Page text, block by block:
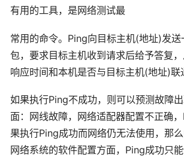
有用的工具，是网络测试最
常用的命令。Ping向目标主机(地址)发
包，要求目标主机收到请求后给予答复
响应时间和本机是否与目标主机(地址)联
如果执行Ping不成功，则可以预测故障
面：网线故障，网络适配器配置不正确
果执行Ping成功而网络仍无法使用，那
网络系统的软件配置方面，Ping成功只